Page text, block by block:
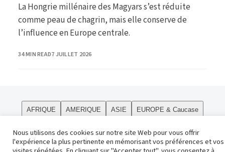
La Hongrie millénaire des Magyars s’est réduite
comme peau de chagrin, mais elle conserve de
l’influence en Europe centrale.
34 MIN READPUBLISHED
7 JUILLET 2026
AFRIQUE AMERIQUE ASIE EUROPE & Caucase
Contact
Nous utilisons des cookies sur notre site Web pour vous offrir
l'expérience la plus pertinente en mémorisant vos préférences et vos